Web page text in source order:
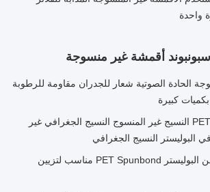
واحدة
سبونبوند أقمشة غير منسوجة
الحادة الصوتية شعار للجدران مقاومة للرطوبة
كبيرة
النسيج الجغرافي PET PP النسيج غير المنسوج النسيج الجغرافي غير
البوليستر النسيج الجغرافي
النسيج غير المنسوج من البوليستر PET Spunbond مناسب لتزيين